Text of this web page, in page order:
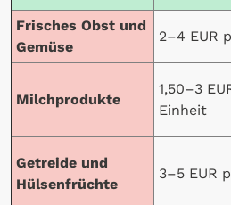
Frisches Obst und
Gemüse
2–4 EUR
Milchprodukte
1,50–3
Einheit
Getreide und
Hülsenfrüchte
3–5 EUR